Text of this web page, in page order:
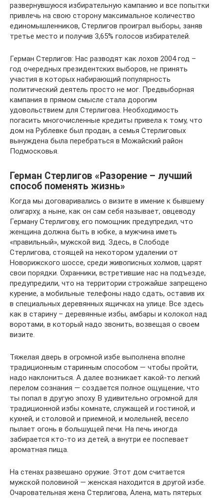
развернувшуюся избирательную кампанию и все попытки
привлечь на свою сторону максимальное количество
единомышленников, Стерлигов проиграл выборы, заняв
третье место и получив 3,65% голосов избирателей.
Герман Стерлигов: Нас разводят как лохов 2004 год –
год очередных президентских выборов, не принять
участия в которых набирающий популярность
политический деятель просто не мог. Предвыборная
кампания в прямом смысле стала дорогим
удовольствием для Стерлигова. Необходимость
погасить многочисленные кредиты привела к тому, что
дом на Рублевке был продан, а семья Стерлиговых
вынуждена была перебраться в Можайский район
Подмосковья.
Герман Стерлигов «Разорение – лучший
способ поменять жизнь»
Когда мы договаривались о визите в имение к бывшему
олигарху, а ныне, как он сам себя называет, овцеводу
Герману Стерлигову, его помощник предупредил, что
женщина должна быть в юбке, а мужчина иметь
«правильный», мужской вид. Здесь, в Слободе
Стерлигова, стоящей на некотором удалении от
Новорижского шоссе, среди живописных холмов, царят
свои порядки. Охранники, встретившие нас на подъезде,
предупредили, что на территории строжайше запрещено
курение, а мобильные телефоны надо сдать, оставив их
в специальных деревянных ящичках на улице. Все здесь
как в старину – деревянные избы, амбары и колокол над
воротами, в который надо звонить, возвещая о своем
визите.
Тяжелая дверь в огромной избе выполнена вполне
традиционным старинным способом — чтобы пройти,
надо наклониться. А далее возникает какой-то легкий
перелом сознания — создается полное ощущение, что
ты попал в другую эпоху. В удивительно огромной для
традиционной избы комнате, служащей и гостиной, и
кухней, и столовой и приемной, и молельней, весело
пылает огонь в большущей печи. На печь иногда
забирается кто-то из детей, а внутри ее поспевает
ароматная пища.
На стенах развешано оружие. Этот дом считается
мужской половиной — женская находится в другой избе.
Очаровательная жена Стерлигова, Алена, мать пятерых